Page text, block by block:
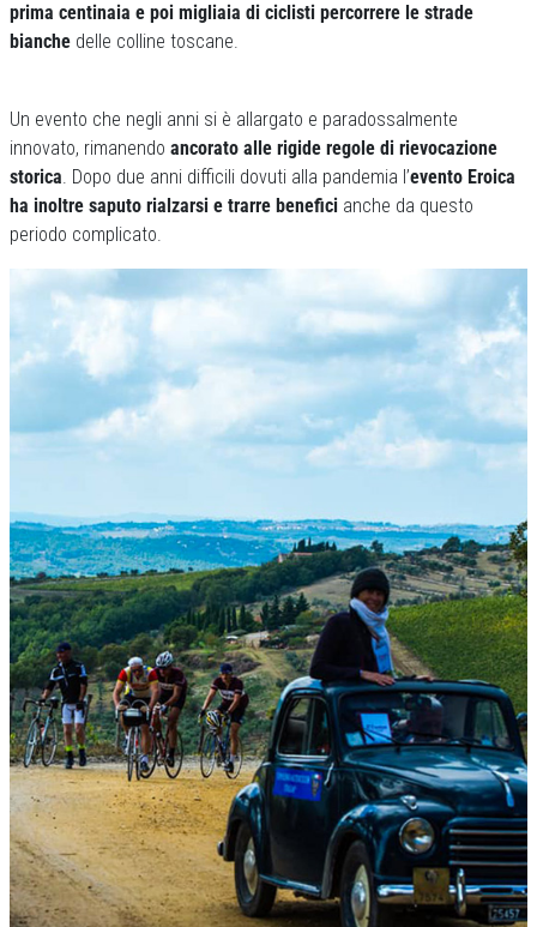
prima centinaia e poi migliaia di ciclisti percorrere le strade
bianche delle colline toscane.
Un evento che negli anni si è allargato e paradossalmente
innovato, rimanendo ancorato alle rigide regole di rievocazione
storica. Dopo due anni difficili dovuti alla pandemia l’evento Eroica
ha inoltre saputo rialzarsi e trarre benefici anche da questo
periodo complicato.